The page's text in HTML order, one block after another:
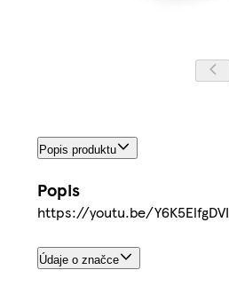
Popis produktu
Popis
https://youtu.be/Y6K5ElfgDVI
Údaje o značce